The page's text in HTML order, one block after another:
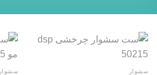
سشوار سشوار